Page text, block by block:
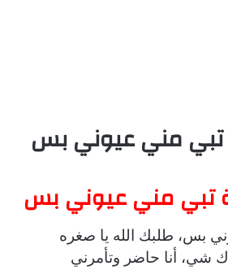
تبي مني عيوني بس
تبي مني عيوني بس
بس، طلبك الله يا صغره
شي، أنا حاضر وتأمرني